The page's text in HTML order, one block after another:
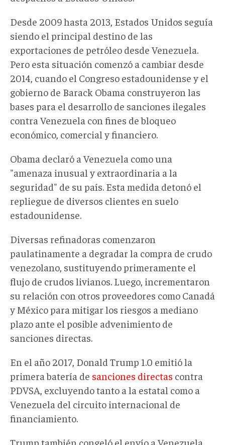
Desde 2009 hasta 2013, Estados Unidos seguía
siendo el principal destino de las
exportaciones de petróleo desde Venezuela.
Pero esta situación comenzó a cambiar desde
2014, cuando el Congreso estadounidense y el
gobierno de Barack Obama construyeron las
bases para el desarrollo de sanciones ilegales
contra Venezuela con fines de bloqueo
económico, comercial y financiero.
Obama declaró a Venezuela como una
"amenaza inusual y extraordinaria a la
seguridad" de su país. Esta medida detonó el
repliegue de diversos clientes en suelo
estadounidense.
Diversas refinadoras comenzaron
paulatinamente a degradar la compra de crudo
venezolano, sustituyendo primeramente el
flujo de crudos livianos. Luego, incrementaron
su relación con otros proveedores como Canadá
y México para mitigar los riesgos a mediano
plazo ante el posible advenimiento de
sanciones directas.
En el año 2017, Donald Trump 1.0 emitió la
primera batería de sanciones directas contra
PDVSA, excluyendo tanto a la estatal como a
Venezuela del circuito internacional de
financiamiento.
Trump también congeló el envío a Venezuela